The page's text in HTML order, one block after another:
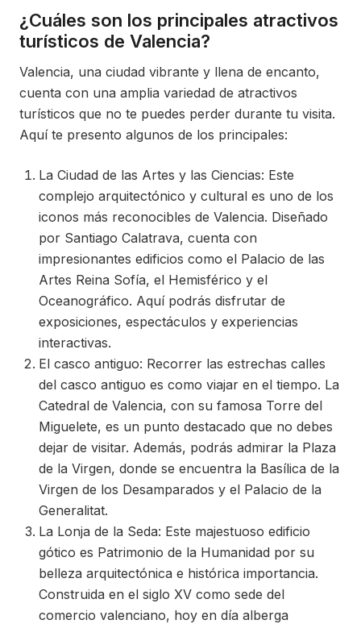
¿Cuáles son los principales atractivos
turísticos de Valencia?
Valencia, una ciudad vibrante y llena de encanto,
cuenta con una amplia variedad de atractivos
turísticos que no te puedes perder durante tu visita.
Aquí te presento algunos de los principales:
La Ciudad de las Artes y las Ciencias: Este
complejo arquitectónico y cultural es uno de los
iconos más reconocibles de Valencia. Diseñado
por Santiago Calatrava, cuenta con
impresionantes edificios como el Palacio de las
Artes Reina Sofía, el Hemisférico y el
Oceanográfico. Aquí podrás disfrutar de
exposiciones, espectáculos y experiencias
interactivas.
El casco antiguo: Recorrer las estrechas calles
del casco antiguo es como viajar en el tiempo. La
Catedral de Valencia, con su famosa Torre del
Miguelete, es un punto destacado que no debes
dejar de visitar. Además, podrás admirar la Plaza
de la Virgen, donde se encuentra la Basílica de la
Virgen de los Desamparados y el Palacio de la
Generalitat.
La Lonja de la Seda: Este majestuoso edificio
gótico es Patrimonio de la Humanidad por su
belleza arquitectónica e histórica importancia.
Construida en el siglo XV como sede del
comercio valenciano, hoy en día alberga